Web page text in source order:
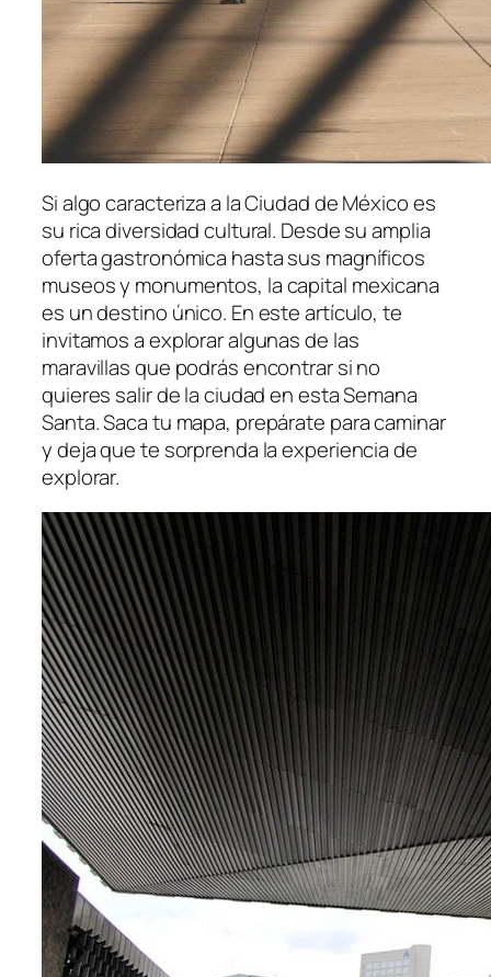
Si algo caracteriza a la Ciudad de México es
su rica diversidad cultural. Desde su amplia
oferta gastronómica hasta sus magníficos
museos y monumentos, la capital mexicana
es un destino único. En este artículo, te
invitamos a explorar algunas de las
maravillas que podrás encontrar si no
quieres salir de la ciudad en esta Semana
Santa. Saca tu mapa, prepárate para caminar
y deja que te sorprenda la experiencia de
explorar.